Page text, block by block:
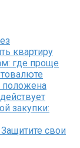
квартиру
где проще
положена
закупки:
свои